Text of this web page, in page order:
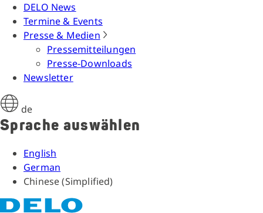
DELO News
Termine & Events
Presse & Medien
Pressemitteilungen
Presse-Downloads
Newsletter
de
Sprache auswählen
English
German
Chinese (Simplified)